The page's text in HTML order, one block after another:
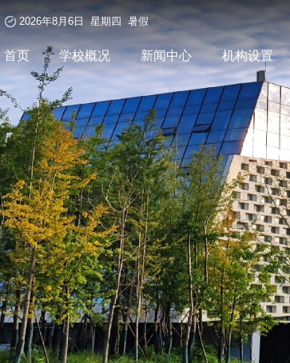
2026年8月6日 星期四 暑假
首页 学校概况 新闻中心 机构设置